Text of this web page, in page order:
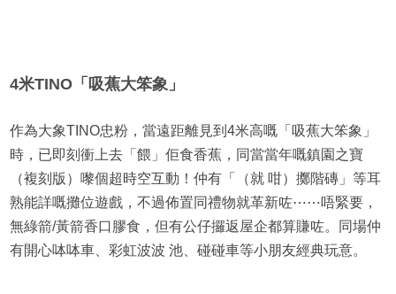
4米TINO「吸蕉大笨象」
作為大象TINO忠粉，當遠距離見到4米高嘅「吸蕉大笨象」
時，已即刻衝上去「餵」佢食香蕉，同當當年嘅鎮園之寶
（複刻版）嚟個超時空互動！仲有「（就 咁）擲階磚」等耳
熟能詳嘅攤位遊戲，不過佈置同禮物就革新咗⋯⋯唔緊要，
無綠箭/黃箭香口膠食，但有公仔攞返屋企都算賺咗。同場仲
有開心呠呠車、彩虹波波 池、碰碰車等小朋友經典玩意。